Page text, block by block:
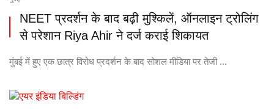
NEET प्रदर्शन के बाद बढ़ी मुश्किलें, ऑनलाइन ट्रोलिंग
से परेशान Riya Ahir ने दर्ज कराई शिकायत
मुंबई में हुए एक छात्र विरोध प्रदर्शन के बाद सोशल मीडिया पर तेजी ...